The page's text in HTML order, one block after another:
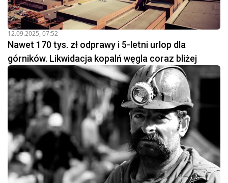
12.09.2025, 07:52
Nawet 170 tys. zł odprawy i 5-letni urlop dla
górników. Likwidacja kopalń węgla coraz bliżej